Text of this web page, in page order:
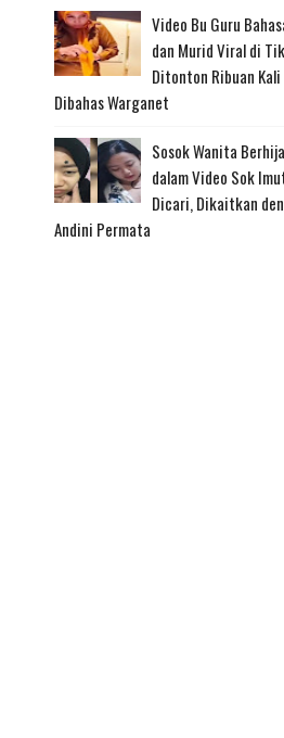
Video Bu Guru
dan Murid Viral di
Ditonton Ribuan Kali
Dibahas Warganet
Sosok Wanita
dalam Video Sok
Dicari, Dikaitkan
Andini Permata